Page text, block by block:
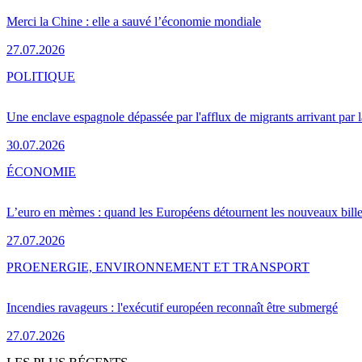
Merci la Chine : elle a sauvé l’économie mondiale
27.07.2026
Une enclave espagnole dépassée par l'afflux de migrants arrivant par
30.07.2026
POLITIQUE
L’euro en mèmes : quand les Européens détournent les nouveaux
27.07.2026
ÉCONOMIE
Incendies ravageurs : l'exécutif européen reconnaît être submergé
27.07.2026
PROENERGIE, ENVIRONNEMENT ET TRANSPORT